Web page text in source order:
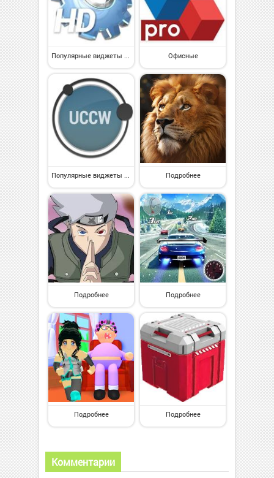
Офисные
Подробнее
Подробнее Подробнее
Подробнее Подробнее
Комментарии